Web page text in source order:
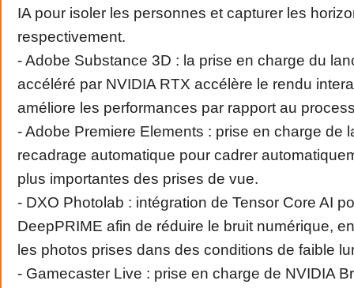
IA pour isoler les personnes et capturer les
respectivement.
- Adobe Substance 3D : la prise en charge du
accéléré par NVIDIA RTX accélère le rendu
améliore les performances par rapport au
- Adobe Premiere Elements : prise en charge de
recadrage automatique pour cadrer
plus importantes des prises de vue.
- DXO Photolab : intégration de Tensor Core AI
DeepPRIME afin de réduire le bruit numérique,
les photos prises dans des conditions de faible
- Gamecaster Live : prise en charge de NVIDIA